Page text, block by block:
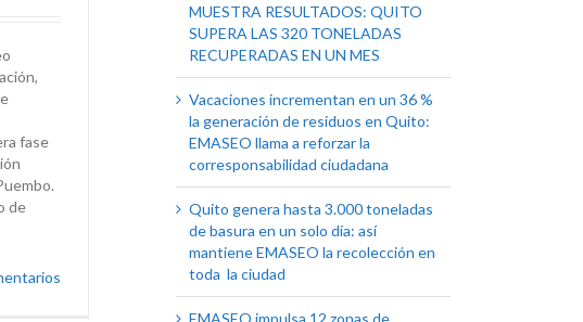
fase
de
MUESTRA RESULTADOS: QUITO
SUPERA LAS 320 TONELADAS
RECUPERADAS EN UN MES
Vacaciones incrementan en un 36 %
la generación de residuos en Quito:
EMASEO llama a reforzar la
corresponsabilidad ciudadana
Quito genera hasta 3.000 toneladas
de basura en un solo día: así
mantiene EMASEO la recolección en
toda la ciudad
EMASEO impulsa 12 zonas de